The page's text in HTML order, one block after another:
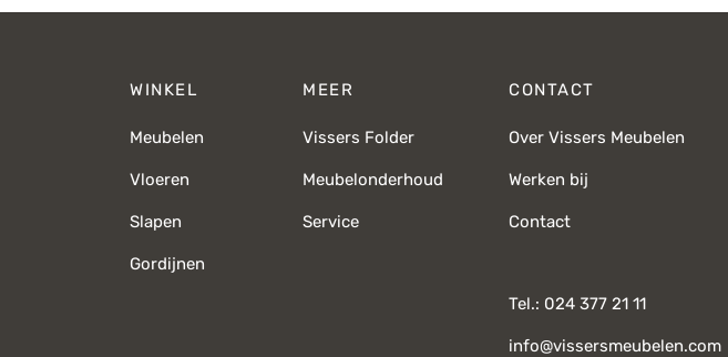
WINKEL
Meubelen
Vloeren
Slapen
Gordijnen
MEER
Vissers Folder
Meubelonderhoud
Service
CONTACT
Over Vissers Meubelen
Werken bij
Contact
Tel.: 024 377 21 11
info@vissersmeubelen.com